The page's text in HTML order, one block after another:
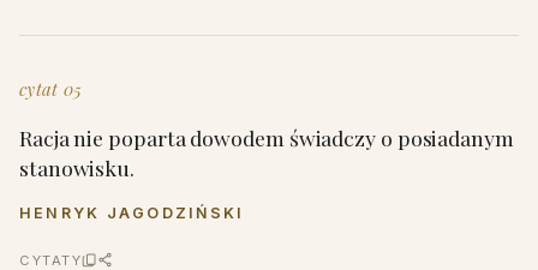
cytat 05
Racja nie poparta dowodem świadczy o posiadanym
stanowisku.
HENRYK JAGODZIŃSKI
CYTATY